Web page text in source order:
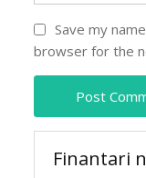
Save my
browser for the
Finantari